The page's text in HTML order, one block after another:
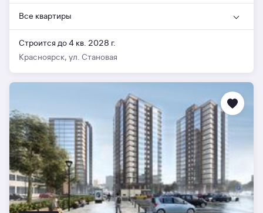
Все квартиры
Строится до 4 кв. 2028 г.
Красноярск, ул. Становая